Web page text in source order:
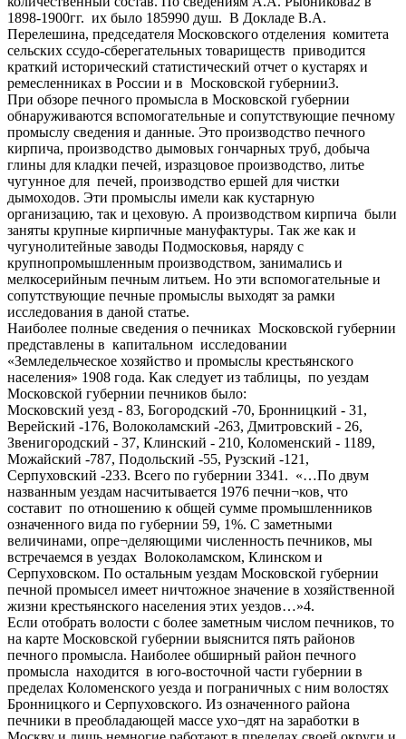
1898-1900гг. их было 185990 душ. В Докладе В.А.
Перелешина, председателя Московского отделения комитета
сельских ссудо-сберегательных товариществ приводится
краткий исторический статистический отчет о кустарях и
ремесленниках в России и в Московской губернии3.
При обзоре печного промысла в Московской губернии
обнаруживаются вспомогательные и сопутствующие печному
промыслу сведения и данные. Это производство печного
кирпича, производство дымовых гончарных труб, добыча
глины для кладки печей, изразцовое производство, литье
чугунное для печей, производство ершей для чистки
дымоходов. Эти промыслы имели как кустарную
организацию, так и цеховую. А производством кирпича были
заняты крупные кирпичные мануфактуры. Так же как и
чугунолитейные заводы Подмосковья, наряду с
крупнопромышленным производством, занимались и
мелкосерийным печным литьем. Но эти вспомогательные и
сопутствующие печные промыслы выходят за рамки
исследования в даной статье.
Наиболее полные сведения о печниках Московской губернии
представлены в капитальном исследовании
«Земледельческое хозяйство и промыслы крестьянского
населения» 1908 года. Как следует из таблицы, по уездам
Московской губернии печников было:
Московский уезд - 83, Богородский -70, Бронницкий - 31,
Верейский -176, Волоколамский -263, Дмитровский - 26,
Звенигородский - 37, Клинский - 210, Коломенский - 1189,
Можайский -787, Подольский -55, Рузский -121,
Серпуховский -233. Всего по губернии 3341. «…По двум
названным уездам насчитывается 1976 печни¬ков, что
составит по отношению к общей сумме промышленников
означенного вида по губернии 59, 1%. С заметными
величинами, опре¬деляющими численность печников, мы
встречаемся в уездах Волоколамском, Клинском и
Серпуховском. По остальным уездам Московской губернии
печной промысел имеет ничтожное значение в хозяйственной
жизни крестьянского населения этих уездов…»4.
Если отобрать волости с более заметным числом печников, то
на карте Московской губернии выяснится пять районов
печного промысла. Наиболее обширный район печного
промысла находится в юго-восточной части губернии в
пределах Коломенского уезда и пограничных с ним волостях
Бронницкого и Серпуховского. Из означенного района
печники в преобладающей массе ухо¬дят на заработки в